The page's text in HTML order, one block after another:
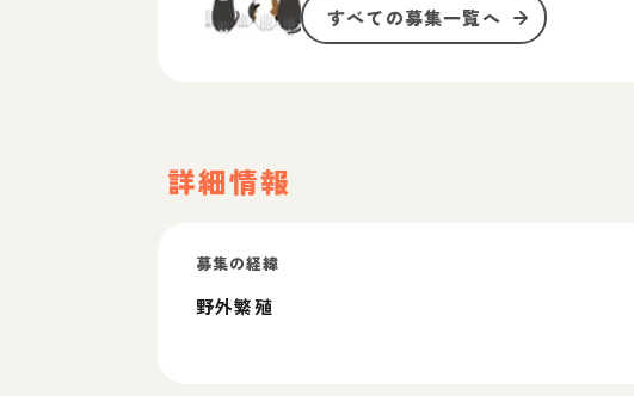
すべての募集一覧へ
詳細情報
募集の経緯
野外繁殖